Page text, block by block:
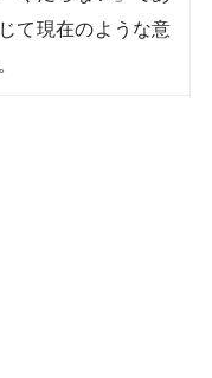
て現在のような意